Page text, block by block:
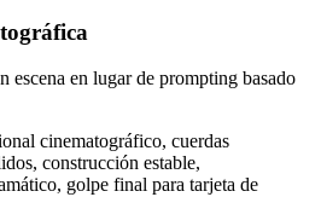
escena en lugar de prompting basado
cinematográfico, cuerdas
construcción estable,
golpe final para tarjeta de